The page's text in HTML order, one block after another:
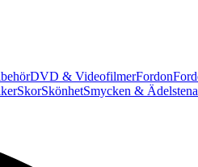
DVD & VideofilmerFordon
SkorSkönhetSmycken &